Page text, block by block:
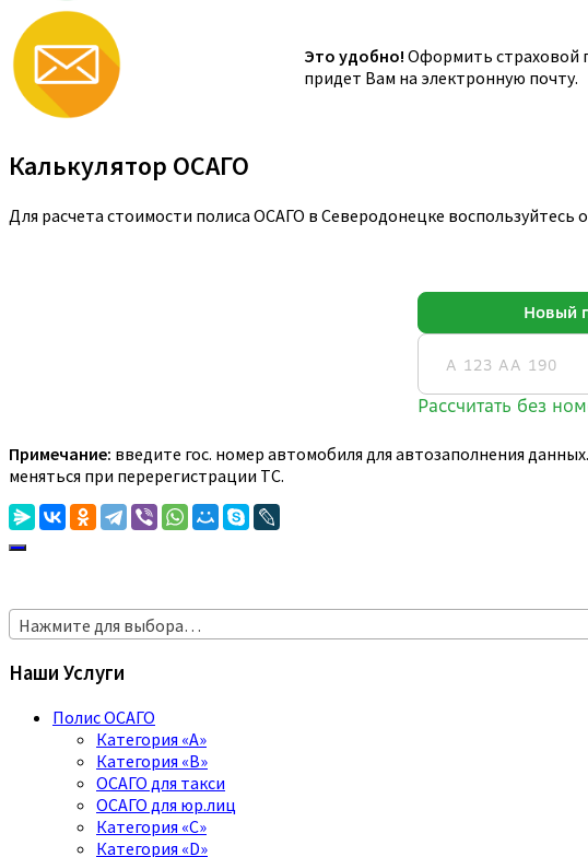
Это удобно! Оформить страховой
придет Вам на электронную почту.
Калькулятор ОСАГО
Для расчета стоимости полиса ОСАГО в Северодонецке
Примечание: введите гос. номер автомобиля для автозаполнения
меняться при перерегистрации ТС.
Нажмите для выбора…
Наши Услуги
Полис ОСАГО
Категория «A»
Категория «B»
ОСАГО для такси
ОСАГО для юр.лиц
Категория «C»
Категория «D»